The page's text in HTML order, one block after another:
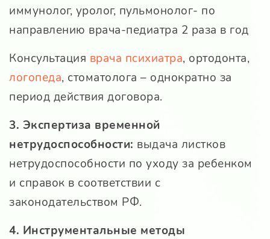
иммунолог, уролог, пульмонолог- по
направлению врача-педиатра 2 раза в год
Консультация врача психиатра, ортодонта,
логопеда, стоматолога – однократно за
период действия договора.
3. Экспертиза временной
нетрудоспособности: выдача листков
нетрудоспособности по уходу за ребенком
и справок в соответствии с
законодательством РФ.
4. Инструментальные методы